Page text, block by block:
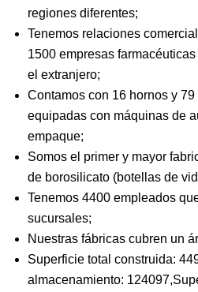
regiones diferentes;
Tenemos relaciones
1500 empresas
el extranjero;
Contamos con 16 hornos y
equipadas con máquinas de
empaque;
Somos el primer y mayor
de borosilicato (botellas de
Tenemos 4400 empleados
sucursales;
Nuestras fábricas cubren un
Superficie total construida:
almacenamiento: